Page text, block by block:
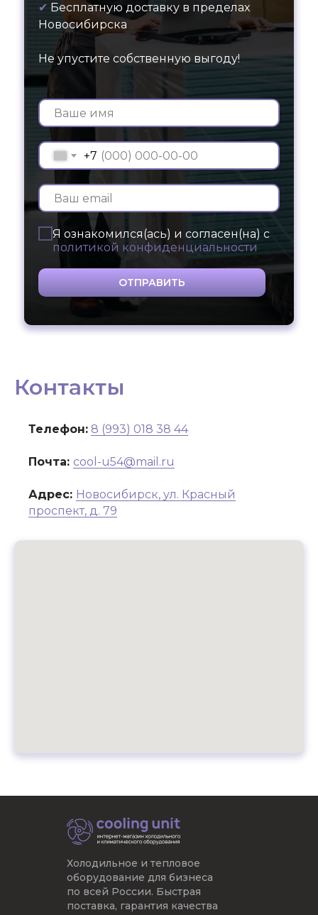
✔ Бесплатную доставку в пределах
Новосибирска
Не упустите собственную выгоду!
+7
Я ознакомился(ась) и согласен(на) с
политикой конфиденциальности
ОТПРАВИТЬ
Контакты
Телефон: 8 (993) 018 38 44
Почта: cool-u54@mail.ru
Адрес: Новосибирск, ул. Красный
проспект, д. 79
Холодильное и тепловое
оборудование для бизнеса
по всей России. Быстрая
поставка, гарантия качества